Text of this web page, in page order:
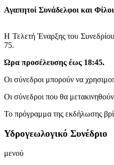
Αγαπητοί Συνάδελφοι και Φίλοι
Η Τελετή Έναρξης του
75.
Ώρα προσέλευσης έως 18:45.
Οι σύνεδροι μπορούν να
Οι σύνεδροι που θα
Το πρόγραμμα της εκδήλωσης
Υδρογεωλογικό Συνέδριο
μενού